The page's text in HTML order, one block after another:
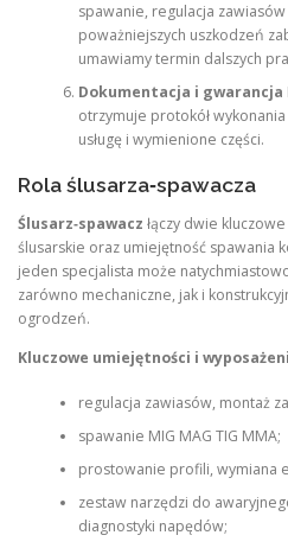
spawanie, regulacja
poważniejszych uszkodzeń
umawiamy termin dalszych
Dokumentacja i gwarancja
otrzymuje protokół
usługę i wymienione części.
Rola ślusarza‑spawacza
Ślusarz‑spawacz łączy dwie
ślusarskie oraz umiejętność spawania
jeden specjalista może
zarówno mechaniczne, jak i
ogrodzeń.
Kluczowe umiejętności i
regulacja zawiasów, montaż
spawanie MIG MAG TIG MMA;
prostowanie profili, wymiana
zestaw narzędzi do
diagnostyki napędów;